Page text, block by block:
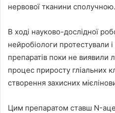
нервової тканини сполучною.
В ході науково-дослідної
нейробіологи протестували
препаратів поки не виявили
процес приросту гліальних
створення захисних
Цим препаратом ставш N-